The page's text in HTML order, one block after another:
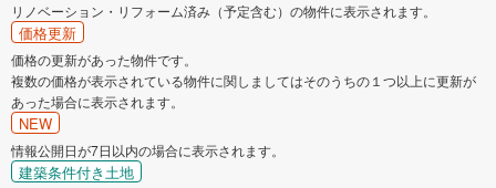
リノベーション・リフォーム済み（予定含む）の物件に表示されます。
価格更新
価格の更新があった物件です。
複数の価格が表示されている物件に関しましてはそのうちの１つ以上に更新が
あった場合に表示されます。
NEW
情報公開日が7日以内の場合に表示されます。
建築条件付き土地